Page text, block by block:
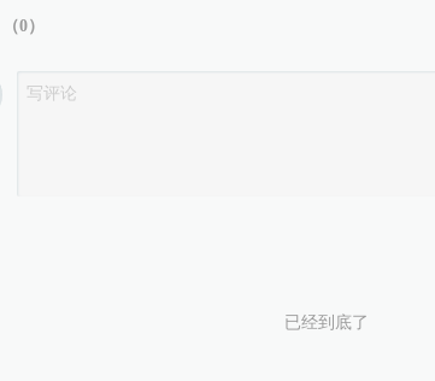
（0）
已经到底了